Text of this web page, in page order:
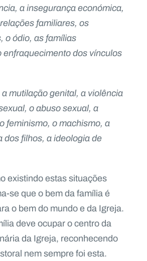
a insegurança económica,
familiares, os
o ódio, as famílias
enfraquecimento dos vínculos
mutilação genital, a violência
o abuso sexual, a
feminismo, o machismo, a
dos filhos, a ideologia de
existindo estas situações
se que o bem da família é
o bem do mundo e da Igreja.
deve ocupar o centro da
da Igreja, reconhecendo
nem sempre foi esta.